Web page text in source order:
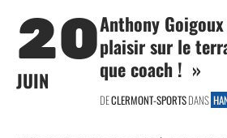
20
JUIN
Anthony
plaisir sur le
que coach ! »
DECLERMONT-SPORTSDANS